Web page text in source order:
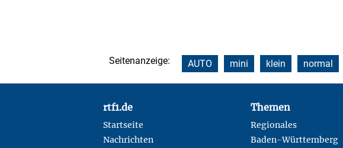
Seitenanzeige: AUTO mini klein normal
rtf1.de
Startseite
Nachrichten
Themen
Regionales
Baden-Württemberg